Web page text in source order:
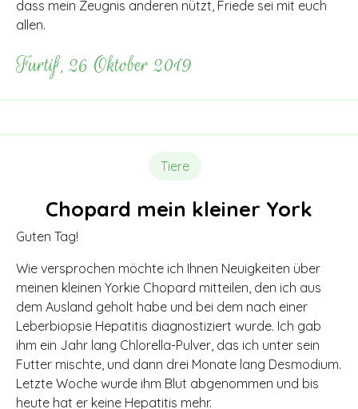
dass mein Zeugnis anderen nützt, Friede sei mit euch
allen.
Furtif, 26 Oktober 2019
Tiere
Chopard mein kleiner York
Guten Tag!
Wie versprochen möchte ich Ihnen Neuigkeiten über
meinen kleinen Yorkie Chopard mitteilen, den ich aus
dem Ausland geholt habe und bei dem nach einer
Leberbiopsie Hepatitis diagnostiziert wurde. Ich gab
ihm ein Jahr lang Chlorella-Pulver, das ich unter sein
Futter mischte, und dann drei Monate lang Desmodium.
Letzte Woche wurde ihm Blut abgenommen und bis
heute hat er keine Hepatitis mehr.